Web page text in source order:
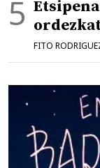
FITO